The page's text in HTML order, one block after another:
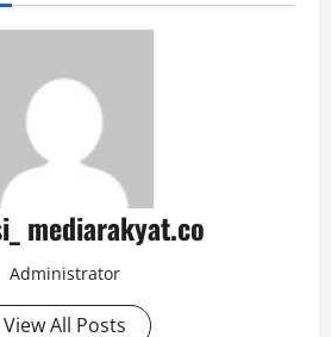
mediarakyat.co
Administrator
View All Posts